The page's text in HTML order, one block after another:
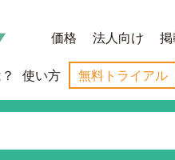
価格 法人向け
使い方 無料トライアル